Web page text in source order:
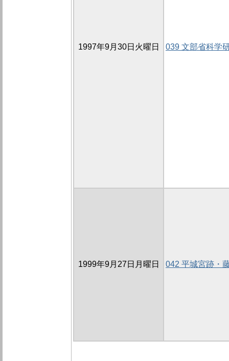
1997年9月30日火曜日 039 文部省科学
1999年9月27日月曜日 042 平城宮跡・